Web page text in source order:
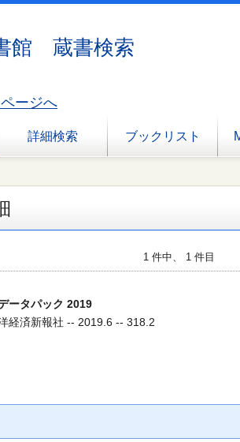
館 蔵書検索
ージへ
詳細検索 ブックリスト
1 件中、 1 件目
ータパック 2019
経済新報社 -- 2019.6 -- 318.2